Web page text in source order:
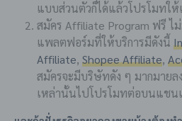
แบบส่วนตัวก็ได้แล้วโปรโมท
สมัคร Affiliate Program ฟรี ไ
แพลตฟอร์มที่ให้บริการมีดังนี้
Affiliate, Shopee Affiliate,
สมัครจะมีบริษัทดัง ๆ มากมายล
เหล่านั้นไปโปรโมทต่อบนแช